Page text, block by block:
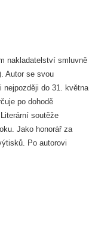
nakladatelství smluvně
Autor se svou
nejpozději do 31. května
po dohodě
soutěže
Jako honorář za
Po autorovi